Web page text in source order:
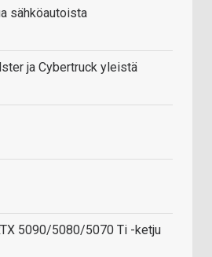
sähköautoista
ja Cybertruck yleistä
5090/5080/5070 Ti -ketju